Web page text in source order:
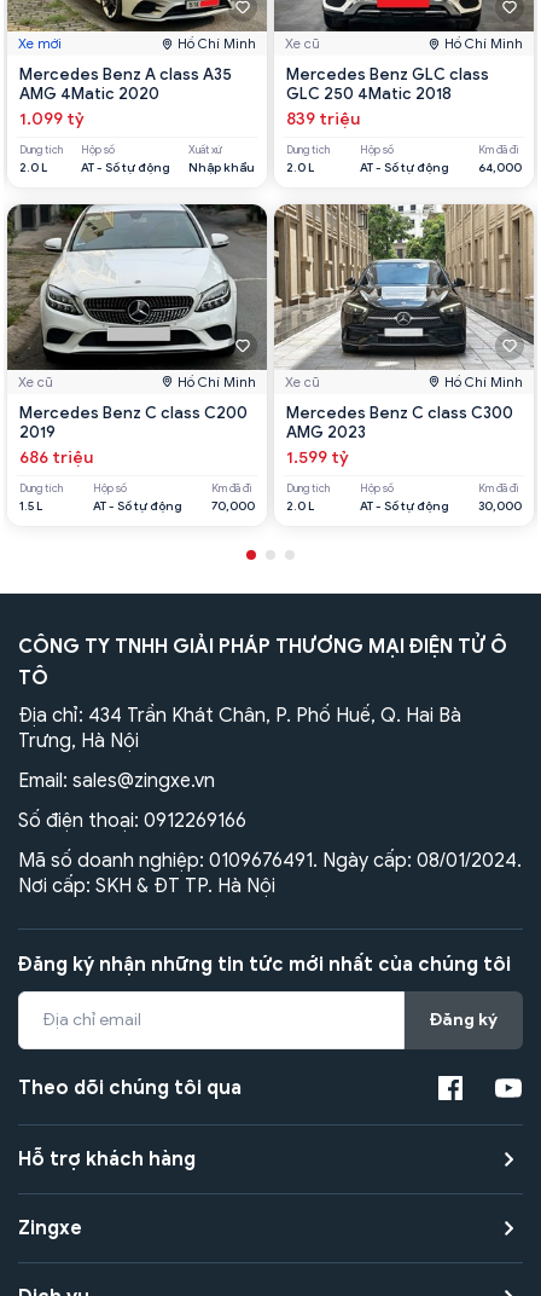
Xe mới Hồ Chí Minh
Mercedes Benz A class A35
AMG 4Matic 2020
1.099 tỷ
Dung tích
2.0 L
Hộp số
AT - Số tự động
Xuất xứ
Nhập khẩu
Xe cũ Hồ Chí Minh
Mercedes Benz C class C200
2019
686 triệu
Dung tích
1.5 L
Hộp số
AT - Số tự động
Km đã đi
70,000
Xe cũ Hồ Chí Minh
Mercedes Benz GLC class
GLC 250 4Matic 2018
839 triệu
Dung tích
2.0 L
Hộp số
AT - Số tự động
Km đã đi
64,000
Xe cũ Hồ Chí Minh
Mercedes Benz C class C300
AMG 2023
1.599 tỷ
Dung tích
2.0 L
Hộp số
AT - Số tự động
Km đã đi
30,000
CÔNG TY TNHH GIẢI PHÁP THƯƠNG MẠI ĐIỆN TỬ Ô
TÔ
Địa chỉ: 434 Trần Khát Chân, P. Phố Huế, Q. Hai Bà
Trưng, Hà Nội
Email: sales@zingxe.vn
Số điện thoại: 0912269166
Mã số doanh nghiệp: 0109676491. Ngày cấp: 08/01/2024.
Nơi cấp: SKH & ĐT TP. Hà Nội
Đăng ký nhận những tin tức mới nhất của chúng tôi
Đăng ký
Theo dõi chúng tôi qua
Hỗ trợ khách hàng
Zingxe